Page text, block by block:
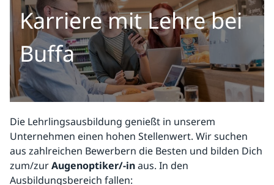
Karriere mit Lehre bei
Buffa
Die Lehrlingsausbildung genießt in unserem
Unternehmen einen hohen Stellenwert. Wir suchen
aus zahlreichen Bewerbern die Besten und bilden Dich
zum/zurAugenoptiker/-inaus. In den
Ausbildungsbereich fallen: